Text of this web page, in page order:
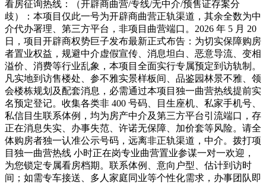
看房征询热线：（开辟商曲营/专线/无中介/预售证存案分
歧）：本项目仅此一号为开辟商曲营正轨渠道，其余全数为中
介代办署理、第三方平台，非项目曲营端口。2026 年 5 月 20
日，项目开辟商权势巨子发布最新正式布告：为切实保障购房
者置业权益，规避中介虚假宣传、消息坦白、恶意导流、变相
溢价、消费等行业乱象，本项目全面实行专属预定到访轨制。
凡实地到访售楼处、参不雅实景样板间、品鉴园林景不雅、领
会楼栋规划及配套消息，必需通过本项目独一曲营热线提前实
名预定登记。收集各类非 400 号码、目生座机、私家手机号、
私信目生联系体例，均为房产中介及第三方平台引流端口，存
正在消息失实、办事失范、许诺无保障、加价套等风险。请全
体购房者独一认准公示号码，远离非正轨渠道，中介。拨打项
目独一曲营热线 小时正在岗专业曲营置业参谋一对一欢迎，
为您锁定专属看房档期。联系体例、意向户型、估计到访时
间；如需专车接送、多人家庭同业等个性化需求，办事团队即